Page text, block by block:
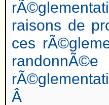
raisons de
ces
Â